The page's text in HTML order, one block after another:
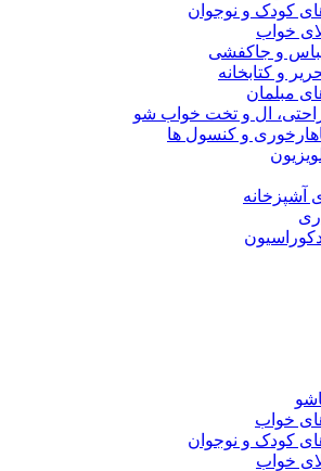
کودک و نوجوان
خواب
و جاکفشی
و کتابخانه
مبلمان
ال و تخت خواب شو
و کنسول ها
آشپزخانه
خواب
کودک و نوجوان
خواب